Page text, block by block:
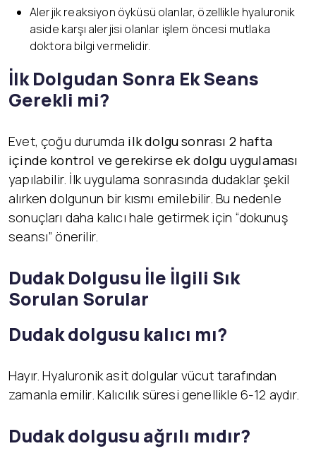
Alerjik reaksiyon öyküsü olanlar, özellikle hyaluronik
aside karşı alerjisi olanlar işlem öncesi mutlaka
doktora bilgi vermelidir.
İlk Dolgudan Sonra Ek Seans
Gerekli mi?
Evet, çoğu durumda ilk dolgu sonrası 2 hafta
içinde kontrol ve gerekirse ek dolgu uygulaması
yapılabilir. İlk uygulama sonrasında dudaklar şekil
alırken dolgunun bir kısmı emilebilir. Bu nedenle
sonuçları daha kalıcı hale getirmek için “dokunuş
seansı” önerilir.
Dudak Dolgusu İle İlgili Sık
Sorulan Sorular
Dudak dolgusu kalıcı mı?
Hayır. Hyaluronik asit dolgular vücut tarafından
zamanla emilir. Kalıcılık süresi genellikle 6-12 aydır.
Dudak dolgusu ağrılı mıdır?